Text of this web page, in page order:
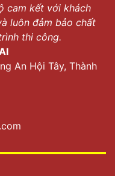
cam kết với khách
luôn đảm bảo chất
thi công.
An Hội Tây, Thành